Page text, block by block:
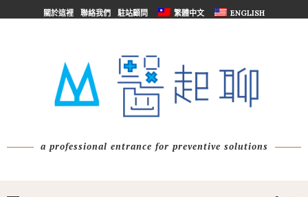
關於這裡 聯絡我們 駐站顧問 繁體中文 ENGLISH
a professional entrance for preventive solutions